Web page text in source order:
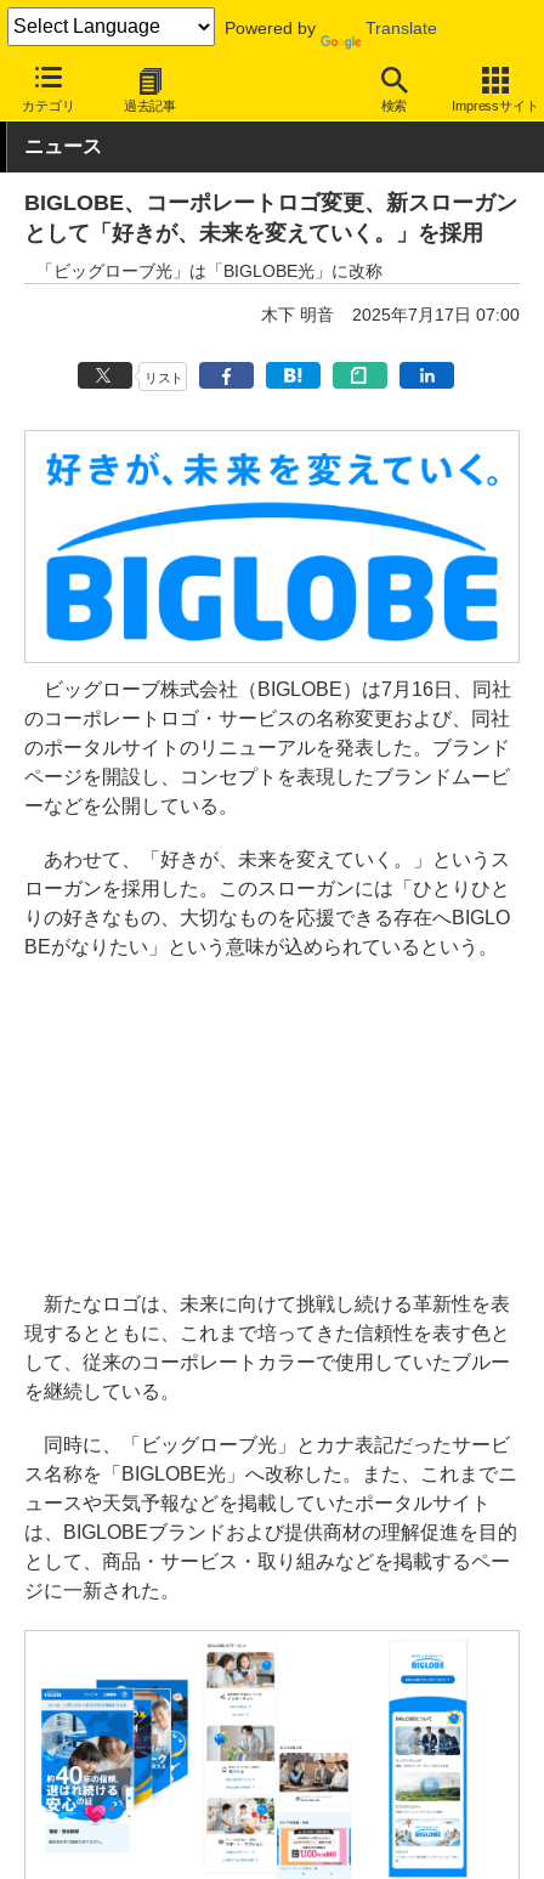
Powered by Translate
カテゴリ 過去記事 検索 Impressサイト
INTERNET Watch トピック 企業
ニュース
BIGLOBE、コーポレートロゴ変更、新スローガン
として「好きが、未来を変えていく。」を採用
「ビッグローブ光」は「BIGLOBE光」に改称
木下 明音 2025年7月17日 07:00
リスト
ビッグローブ株式会社（BIGLOBE）は7月16日、同社
のコーポレートロゴ・サービスの名称変更および、同社
のポータルサイトのリニューアルを発表した。ブランド
ページを開設し、コンセプトを表現したブランドムービ
ーなどを公開している。
あわせて、「好きが、未来を変えていく。」というス
ローガンを採用した。このスローガンには「ひとりひと
りの好きなもの、大切なものを応援できる存在へBIGLO
BEがなりたい」という意味が込められているという。
新たなロゴは、未来に向けて挑戦し続ける革新性を表
現するとともに、これまで培ってきた信頼性を表す色と
して、従来のコーポレートカラーで使用していたブルー
を継続している。
同時に、「ビッグローブ光」とカナ表記だったサービ
ス名称を「BIGLOBE光」へ改称した。また、これまでニ
ュースや天気予報などを掲載していたポータルサイト
は、BIGLOBEブランドおよび提供商材の理解促進を目的
として、商品・サービス・取り組みなどを掲載するペー
ジに一新された。